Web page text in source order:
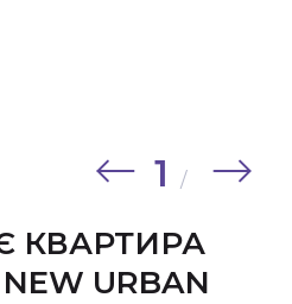
1 /
КВАРТИРА
URBAN